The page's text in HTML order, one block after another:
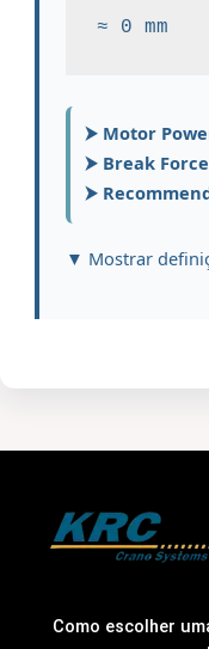
≈ 0 mm
⮞ Motor
⮞ Break
⮞
▼ Mostrar
Como escolher